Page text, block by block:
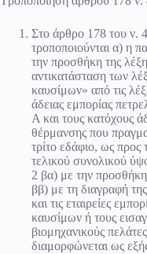
Στο άρθρο 178 του ν.
τροποποιούνται α) η
την προσθήκη της
αντικατάσταση των
καυσίμων» από τις
άδειας εμπορίας
Α και τους κατόχους
θέρμανσης που
τρίτο εδάφιο, ως
τελικού συνολικού
2 βα) με την
ββ) με τη διαγραφή
και τις εταιρείες
καυσίμων ή τους
βιομηχανικούς
διαμορφώνεται ως